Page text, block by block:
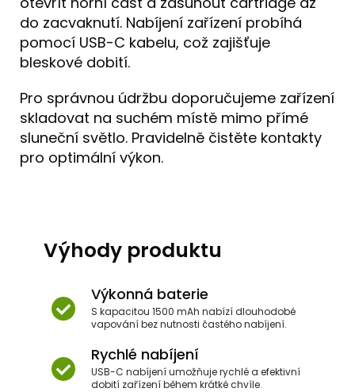
do zacvaknutí. Nabíjení zařízení probíhá
pomocí USB-C kabelu, což zajišťuje
bleskové dobití.
Pro správnou údržbu doporučujeme zařízení
skladovat na suchém místě mimo přímé
sluneční světlo. Pravidelně čistěte kontakty
pro optimální výkon.
Výhody produktu
Výkonná baterie
S kapacitou 1500 mAh nabízí dlouhodobé
vapování bez nutnosti častého nabíjení.
Rychlé nabíjení
USB-C nabíjení umožňuje rychlé a efektivní
dobití zařízení během krátké chvíle.